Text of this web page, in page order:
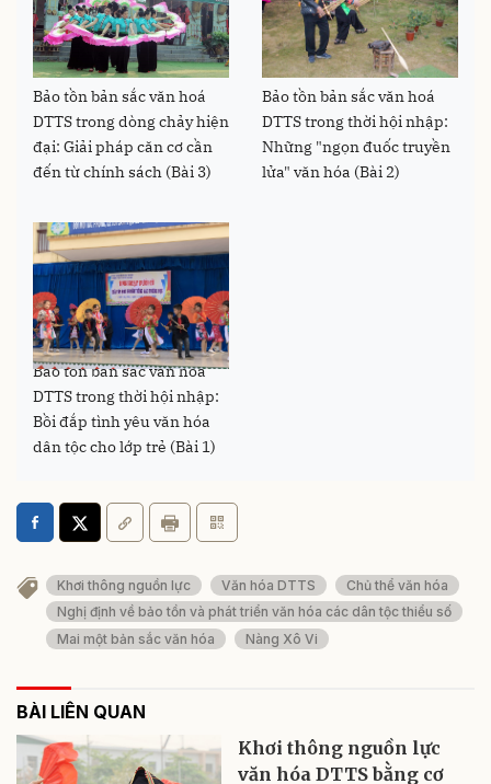
Bảo tồn bản sắc văn hoá
DTTS trong dòng chảy hiện
đại: Giải pháp căn cơ cần
đến từ chính sách (Bài 3)
Bảo tồn bản sắc văn hoá
DTTS trong thời hội nhập:
Những "ngọn đuốc truyền
lửa" văn hóa (Bài 2)
Bảo tồn bản sắc văn hoá
DTTS trong thời hội nhập:
Bồi đắp tình yêu văn hóa
dân tộc cho lớp trẻ (Bài 1)
Khơi thông nguồn lực Văn hóa DTTS
Chủ thể văn hóa
Nghị định về bảo tồn và phát triển văn hóa các dân tộc thiểu số
Mai một bản sắc văn hóa
Nàng Xô Vi
BÀI LIÊN QUAN
Khơi thông nguồn lực
văn hóa DTTS bằng cơ